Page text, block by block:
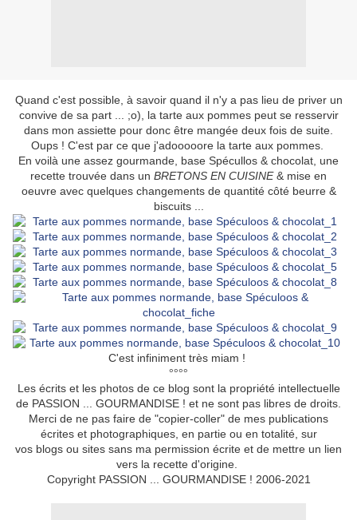
Quand c'est possible, à savoir quand il n'y a pas lieu de priver un
convive de sa part ... ;o), la tarte aux pommes peut se resservir
dans mon assiette pour donc être mangée deux fois de suite.
Oups ! C'est par ce que j'adooooore la tarte aux pommes.
En voilà une assez gourmande, base Spécullos & chocolat, une
recette trouvée dans un BRETONS EN CUISINE& mise en
oeuvre avec quelques changements de quantité côté beurre &
biscuits ...
C'est infiniment très miam !
°°°°
Les écrits et les photos de ce blog sont la propriété intellectuelle
de PASSION ... GOURMANDISE ! et ne sont pas libres de droits.
Merci de ne pas faire de "copier-coller" de mes publications
écrites et photographiques, en partie ou en totalité, sur
vos blogs ou sites sans ma permission écrite et de mettre un lien
vers la recette d'origine.
Copyright PASSION ... GOURMANDISE ! 2006-2021